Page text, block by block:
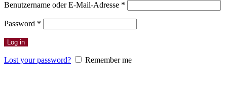
Benutzername oder E-Mail-Adresse *
Password *
Log in
Lost your password? Remember me